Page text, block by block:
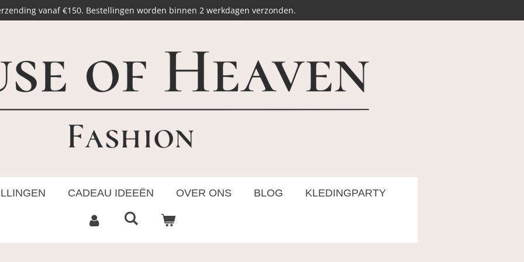
vanaf €150. Bestellingen worden binnen 2 werkdagen verzonden.
CADEAU IDEEËN OVER ONS BLOG KLEDINGPARTY